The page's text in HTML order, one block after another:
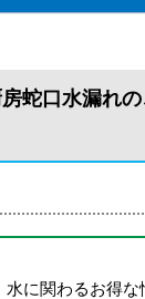
蛇口水漏れ
に関わるお得な